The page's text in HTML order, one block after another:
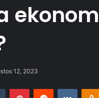
12, 2023
Tumblr PinterestReddit